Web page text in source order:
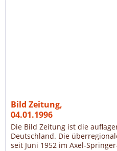
Bild Zeitung,
04.01.1996
Die Bild Zeitung ist die
Deutschland. Die
seit Juni 1952 im Axel-